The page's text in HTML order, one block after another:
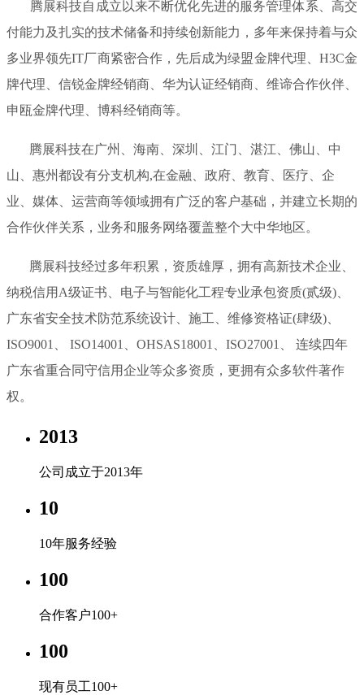
腾展科技自成立以来不断优化先进的服务管理体系、高交
付能力及扎实的技术储备和持续创新能力，多年来保持着与众
多业界领先IT厂商紧密合作，先后成为绿盟金牌代理、H3C金
牌代理、信锐金牌经销商、华为认证经销商、维谛合作伙伴、
申瓯金牌代理、博科经销商等。
腾展科技在广州、海南、深圳、江门、湛江、佛山、中
山、惠州都设有分支机构,在金融、政府、教育、医疗、企
业、媒体、运营商等领域拥有广泛的客户基础，并建立长期的
合作伙伴关系，业务和服务网络覆盖整个大中华地区。
腾展科技经过多年积累，资质雄厚，拥有高新技术企业、
纳税信用A级证书、电子与智能化工程专业承包资质(贰级)、
广东省安全技术防范系统设计、施工、维修资格证(肆级)、
ISO9001、 ISO14001、OHSAS18001、ISO27001、 连续四年
广东省重合同守信用企业等众多资质，更拥有众多软件著作
权。
2013
公司成立于2013年
10
10年服务经验
100
合作客户100+
100
现有员工100+